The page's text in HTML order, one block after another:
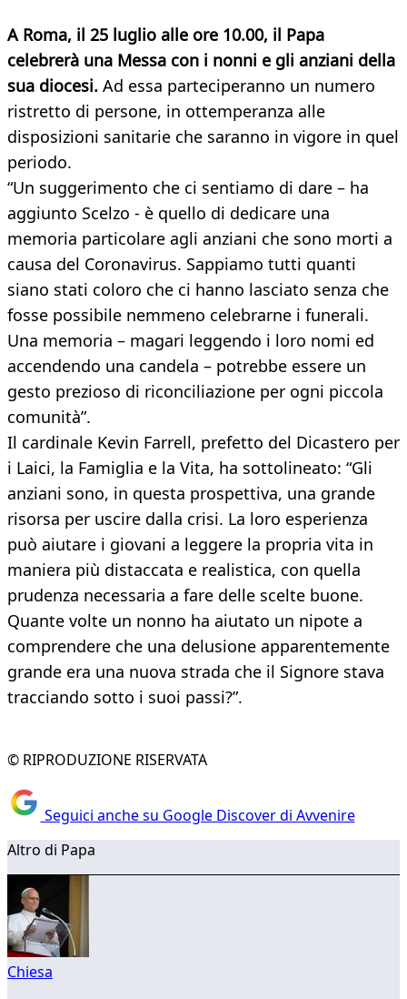
A Roma, il 25 luglio alle ore 10.00, il Papa
celebrerà una Messa con i nonni e gli anziani della
sua diocesi. Ad essa parteciperanno un numero
ristretto di persone, in ottemperanza alle
disposizioni sanitarie che saranno in vigore in quel
periodo.
“Un suggerimento che ci sentiamo di dare – ha
aggiunto Scelzo - è quello di dedicare una
memoria particolare agli anziani che sono morti a
causa del Coronavirus. Sappiamo tutti quanti
siano stati coloro che ci hanno lasciato senza che
fosse possibile nemmeno celebrarne i funerali.
Una memoria – magari leggendo i loro nomi ed
accendendo una candela – potrebbe essere un
gesto prezioso di riconciliazione per ogni piccola
comunità”.
Il cardinale Kevin Farrell, prefetto del Dicastero per
i Laici, la Famiglia e la Vita, ha sottolineato: “Gli
anziani sono, in questa prospettiva, una grande
risorsa per uscire dalla crisi. La loro esperienza
può aiutare i giovani a leggere la propria vita in
maniera più distaccata e realistica, con quella
prudenza necessaria a fare delle scelte buone.
Quante volte un nonno ha aiutato un nipote a
comprendere che una delusione apparentemente
grande era una nuova strada che il Signore stava
tracciando sotto i suoi passi?”.
© RIPRODUZIONE RISERVATA
Seguici anche su Google Discover di Avvenire
Altro di Papa
Chiesa